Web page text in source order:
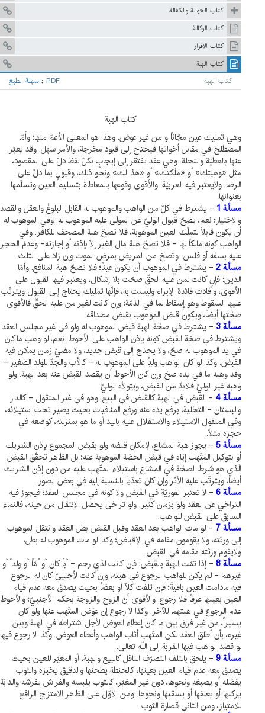
كتاب الحوالة والكفالة
كتاب الوكالة
كتاب الاقرار
كتاب الهبة
كتاب الهبة سهلة الطبع ; PDF
كتاب الهبة
وهي تمليك عين مجّاناً و من غير عوض. وهذا هو المعنى الأعمّ منها؛ وأمّا
المصطلح في مقابل أخواتها فيحتاج إلى قيود مخرجة، والأمر سهل. وقد يعبّر
عنها بالعطيّة والنحلة. وهي عقد يفتقر إلى إيجابٍ بكلّ لفظ دلّ على المقصود،
مثل «وهبتك» أو «ملّكتك» أو «هذا لك» ونحو ذلك، وقبولٍ بما دلّ على
الرضا. ولايعتبر فيه العربيّة. والأقوى وقوعها بالمعاطاة بتسليم العين وتسلّمها
بعنوانها.
مسألة 1
- يشترط في كلّ من الواهب والموهوب له القابلِ البلوغُ والعقل والقصد
والاختيار؛ نعم، يصحّ قبول الوليّ عن المولّى عليه الموهوب له. وفي الموهوب له
أن يكون قابلاً لتملّك العين الموهوبة، فلا تصحّ هبة المصحف للكافر. وفي
الواهب كونه مالكاً لها - فلا تصحّ هبة مال الغير إلّا بإذنه أو إجازته- وعدمُ الحجر
عليه بسفه أو فلس. وتصحّ من المريض بمرض الموت وإن زاد على الثلث.
مسألة 2
- يشترط في الموهوب أن يكون عيناً؛ فلا تصحّ هبة المنافع. وأمّا
الدين: فإن كانت لمن عليه الحقّ صحّت بلا إشكال، ويعتبر فيها القبول على
الأقوى، وأفادت فائدة الإبراء وليست به، فإنّها تمليك يحتاج إلى القبول ويترتّب
عليها السقوط وهو إسقاط لما في الذمّة؛ وإن كانت لغير من عليه الحقّ فالأقوى
صحّتها أيضاً، ويكون قبض الموهوب بقبض مصداقه.
مسألة 3
- يشترط في صحّة الهبة قبض الموهوب له ولو في غير مجلس العقد.
ويشترط في صحّة القبض كونه بإذن الواهب على الأحوط. نعم، لو وهب ماكان
في يد الموهوب له صحّ، ولا يحتاج إلى قبض جديد، ولا مضيّ زمان يمكن فيه
القبض. وكذا لو كان الواهب وليّاً على الموهوب له - كالأب والجدّ للولد الصغير -
وقد وهبه ما في يده صحّ وإن كان الأحوط أن يقصد القبض عنه بعد الهبة. ولو
وهبه غير الوليّ فلابدّ من القبض، ويتولّاه الوليّ.
مسألة 4
- القبض في الهبة كالقبض في البيع. وهو في غير المنقول - كالدار
والبستان - التخلية، برفع يده عنه ورفع المنافيات بحيث يصير تحت استيلائه،
وفي المنقول الاستيلاء والاستقلال عليه باليد أو ما هو بمنزلته، كوضعه في
حجره مثلاً.
مسألة 5
- يجوز هبة المشاع، لإمكان قبضه ولو بقبض المجموع بإذن الشريك
أو بتوكيل المتّهب إيّاه في قبض الحصّة الموهوبة عنه؛ بل الظاهر تحقّق القبض
الّذي هو شرط الصحّة في المشاع باستيلاء المتّهب عليه من دون إذن الشريك
أيضاً، ويترتّب عليه الأثر وإن كان تعدّياً بالنسبة إليه في بعض الصور.
مسألة 6
- لا تعتبر الفوريّة في القبض ولا كونه في مجلس العقد؛ فيجوز فيه
التراخي عن العقد ولو بزمان كثير. ولو تراخى يحصل الانتقال من حينه، فالنماء
السابق على القبض للواهب.
مسألة 7
- لو مات الواهب بعد العقد وقبل القبض بطل العقد وانتقل الموهوب
إلى ورثته، ولا يقومون مقامه في الإقباض؛ وكذا لو مات الموهوب له بطل،
ولايقوم ورثته مقامه في القبض.
مسألة 8
- إذا تمّت الهبة بالقبض: فإن كانت لذي رحم - أباً كان أو اُمّاً أو ولداً أو
غيرهم - لم يكن للواهب الرجوع في هبته، وإن كانت لأجنبيّ كان له الرجوع
فيه مادامت العين باقيةً؛ فإن تلفت كلّاً أو بعضاً بحيث يصدق معه عدم قيام
العين بعينها عرفاً فلا رجوع. والأقوى أنّ الزوج والزوجة بحكم الأجنبيّ؛ والأحوط
عدم الرجوع في هبتهما للآخر. وكذا لا رجوع إن عوّض المتّهب عنها ولو كان
يسيراً، من غير فرق بين ما كان إعطاء العوض لأجل اشتراطه في الهبة وبين
غيره، بأن أطلق العقد لكن المتّهب أثاب الواهب وأعطاه العوض. وكذا لا رجوع فيها
لو قصد الواهب فيها القربة إلى اللّه تعالى.
مسألة 9
- يلحق بالتلف التصرّف الناقل كالبيع والهبة، أو المغيّر للعين بحيث
يصدق معه عدم قيام العين بعينها، كالحنطة يطحنها والدقيق يخبزه والثوب
يفصّله أو يصبغه ونحوها، دون غير المغيّر، كالثوب يلبسه والفراش يفرشه والدابّة
يركبها أو يعلفها أو يسقيها ونحوها. ومن الأوّل على الظاهر الامتزاج الرافع
للامتياز، ومن الثاني قصارة الثوب.